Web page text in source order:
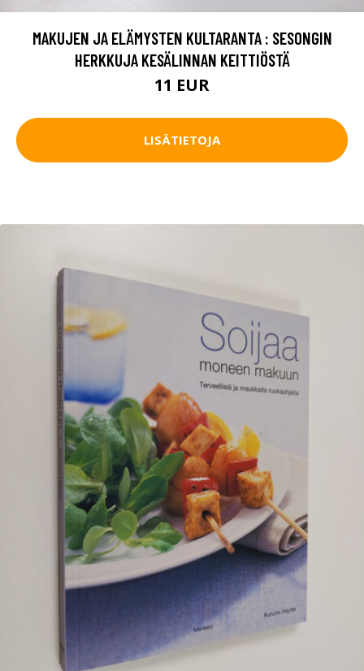
MAKUJEN JA ELÄMYSTEN KULTARANTA : SESONGIN
HERKKUJA KESÄLINNAN KEITTIÖSTÄ
11 EUR
LISÄTIETOJA